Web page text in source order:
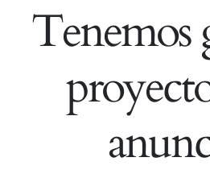
Tenemos